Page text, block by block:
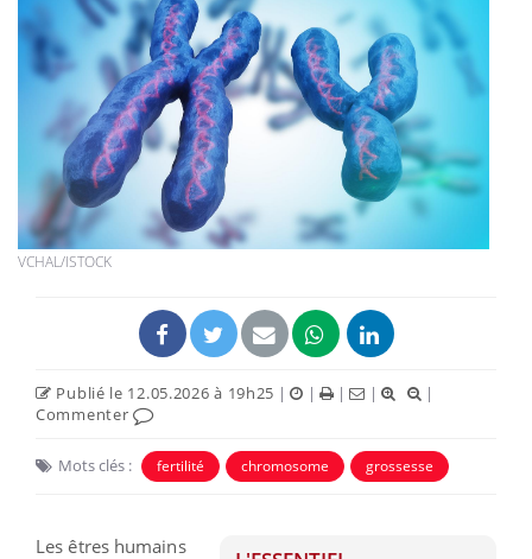
VCHAL/ISTOCK
Publié le 12.05.2026 à 19h25 | | | |
|
Commenter
Mots clés : fertilité chromosome grossesse
Les êtres humains